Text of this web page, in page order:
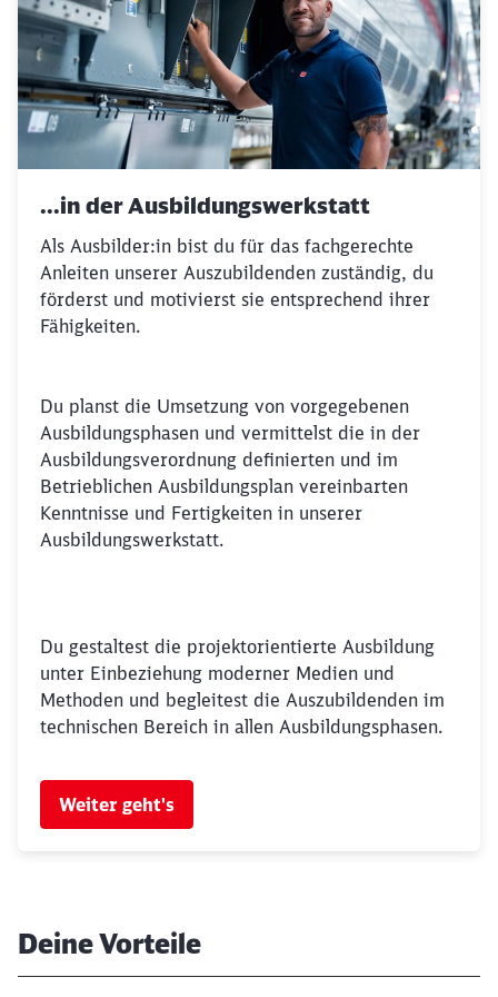
...in der Ausbildungswerkstatt
Als Ausbilder:in bist du für das fachgerechte
Anleiten unserer Auszubildenden zuständig, du
förderst und motivierst sie entsprechend ihrer
Fähigkeiten.
Du planst die Umsetzung von vorgegebenen
Ausbildungsphasen und vermittelst die in der
Ausbildungsverordnung definierten und im
Betrieblichen Ausbildungsplan vereinbarten
Kenntnisse und Fertigkeiten in unserer
Ausbildungswerkstatt.
Du gestaltest die projektorientierte Ausbildung
unter Einbeziehung moderner Medien und
Methoden und begleitest die Auszubildenden im
technischen Bereich in allen Ausbildungsphasen.
Weiter geht's
Deine Vorteile
Schließen
Möchten Sie zuweitergeleitet
werden?